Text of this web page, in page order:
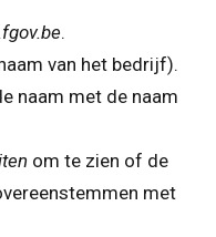
.
van het bedrijf).
naam met de naam
om te zien of de
met